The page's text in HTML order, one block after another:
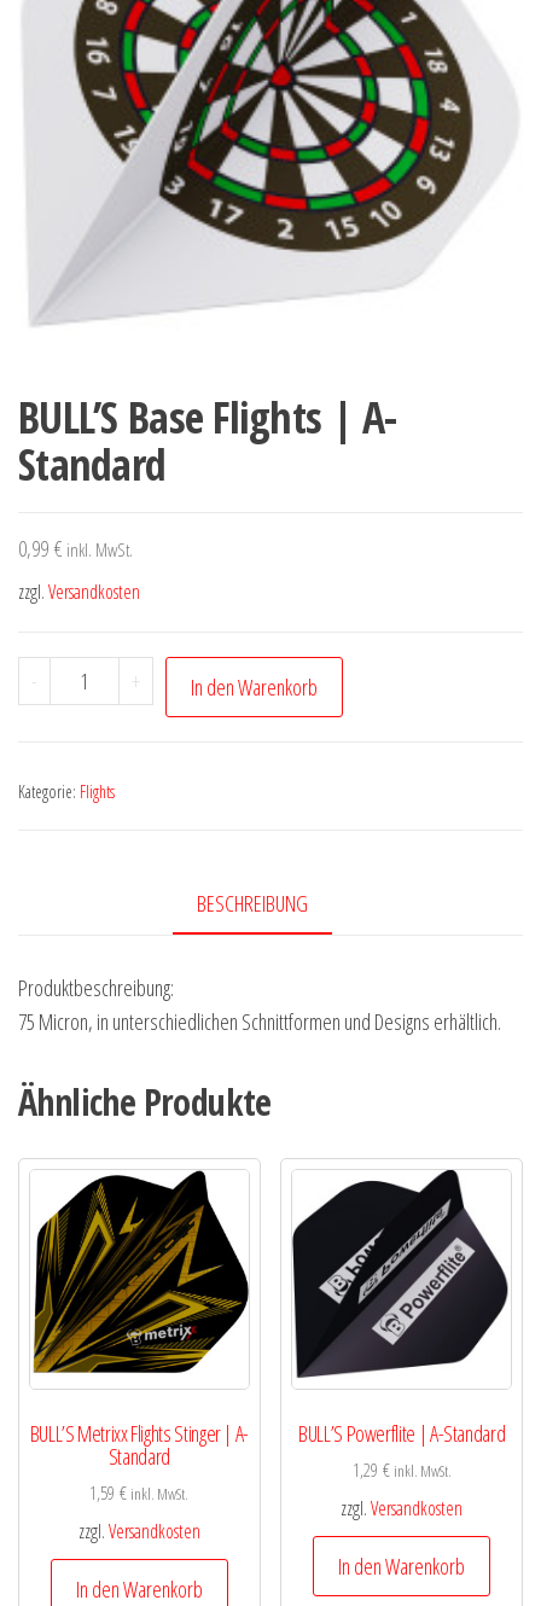
BULL’S Base Flights | A-
Standard
0,99 € inkl. MwSt.
zzgl.Versandkosten
-
BULL'S
Base
A-
+ In den Warenkorb
Kategorie: Flights
BESCHREIBUNG
Produktbeschreibung:
75 Micron, in unterschiedlichen Schnittformen und Designs erhältlich.
Ähnliche Produkte
BULL’S Metrixx Flights Stinger | A-
Standard
1,59€ inkl. MwSt.
zzgl.Versandkosten
In den Warenkorb
BULL’S Powerflite | A-Standard
1,29 € inkl. MwSt.
zzgl.Versandkosten
In den Warenkorb